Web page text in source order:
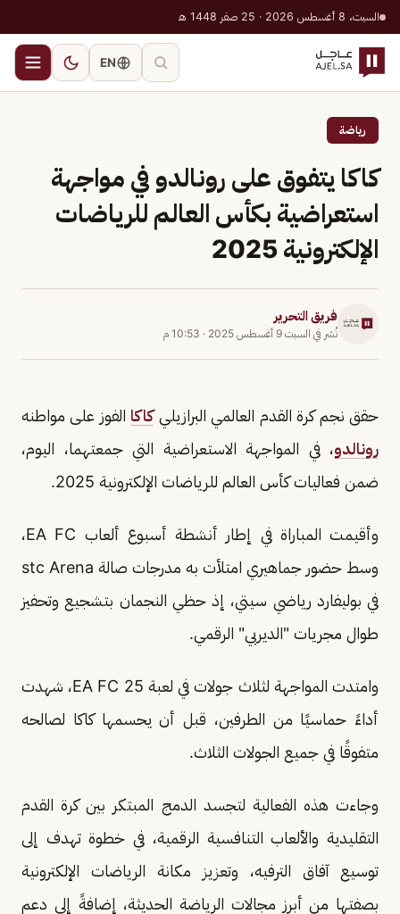
السبت، 8 أغسطس 2026 · 25 صفر 1448 هـ
EN
رياضة
كاكا يتفوق على رونالدو في مواجهة
استعراضية بكأس العالم للرياضات
الإلكترونية 2025
فريق التحرير
نُشر في السبت 9 أغسطس 2025 · 10:53 م
حقق نجم كرة القدم العالمي البرازيليكاكا الفوز على مواطنه
رونالدو، في المواجهة الاستعراضية التي جمعتهما، اليوم،
ضمن فعاليات كأس العالم للرياضات الإلكترونية 2025.
وأقيمت المباراة في إطار أنشطة أسبوع ألعاب EA FC،
وسط حضور جماهيري امتلأت به مدرجات صالة stc Arena
في بوليفارد رياضي سيتي، إذ حظي النجمان بتشجيع وتحفيز
طوال مجريات "الديربي" الرقمي.
وامتدت المواجهة لثلاث جولات في لعبة EA FC 25، شهدت
أداءً حماسيًا من الطرفين، قبل أن يحسمها كاكا لصالحه
متفوقًا في جميع الجولات الثلاث.
وجاءت هذه الفعالية لتجسد الدمج المبتكر بين كرة القدم
التقليدية والألعاب التنافسية الرقمية، في خطوة تهدف إلى
توسيع آفاق الترفيه، وتعزيز مكانة الرياضات الإلكترونية
بصفتها من أبرز مجالات الرياضة الحديثة، إضافةً إلى دعم